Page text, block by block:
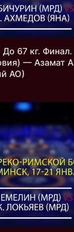
67 кг. Финал.
— Азамат
АО)